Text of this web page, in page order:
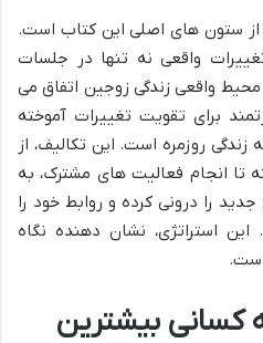
از ستون های اصلی این کتاب است.
واقعی نه تنها در جلسات
محیط واقعی زندگی زوجین اتفاق می
برای تقویت تغییرات آموخته
روزمره است. این تکالیف، از
تا انجام فعالیت های مشترک، به
را درونی کرده و روابط خود را
استراتژی، نشان دهنده نگاه
است.
کسانی بیشترین